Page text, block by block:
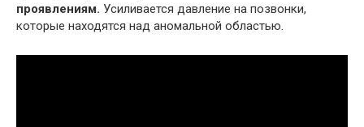
проявлениям. Усиливается давление на позвонки,
которые находятся над аномальной областью.